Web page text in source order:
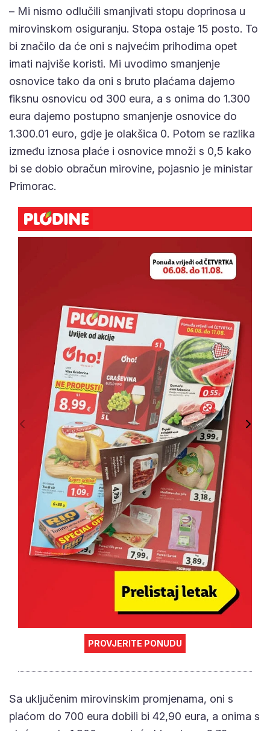
– Mi nismo odlučili smanjivati stopu doprinosa u
mirovinskom osiguranju. Stopa ostaje 15 posto. To
bi značilo da će oni s najvećim prihodima opet
imati najviše koristi. Mi uvodimo smanjenje
osnovice tako da oni s bruto plaćama dajemo
fiksnu osnovicu od 300 eura, a s onima do 1.300
eura dajemo postupno smanjenje osnovice do
1.300.01 euro, gdje je olakšica 0. Potom se razlika
između iznosa plaće i osnovice množi s 0,5 kako
bi se dobio obračun mirovine, pojasnio je ministar
Primorac.
PROVJERITE PONUDU
Sa uključenim mirovinskim promjenama, oni s
plaćom do 700 eura dobili bi 42,90 eura, a onima s